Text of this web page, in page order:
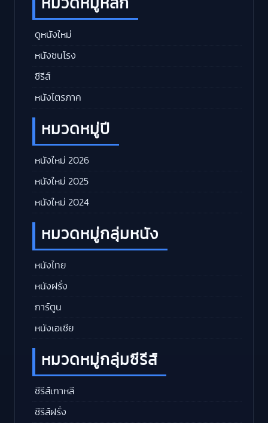
หมวดหมู่หลัก
ดูหนังใหม่
หนังชนโรง
ซีรีส์
หนังไตรภาค
หมวดหมู่ปี
หนังใหม่ 2026
หนังใหม่ 2025
หนังใหม่ 2024
หมวดหมู่กลุ่มหนัง
หนังไทย
หนังฝรั่ง
การ์ตูน
หนังเอเชีย
หมวดหมู่กลุ่มซีรีส์
ซีรีส์เกาหลี
ซีรีส์ฝรั่ง